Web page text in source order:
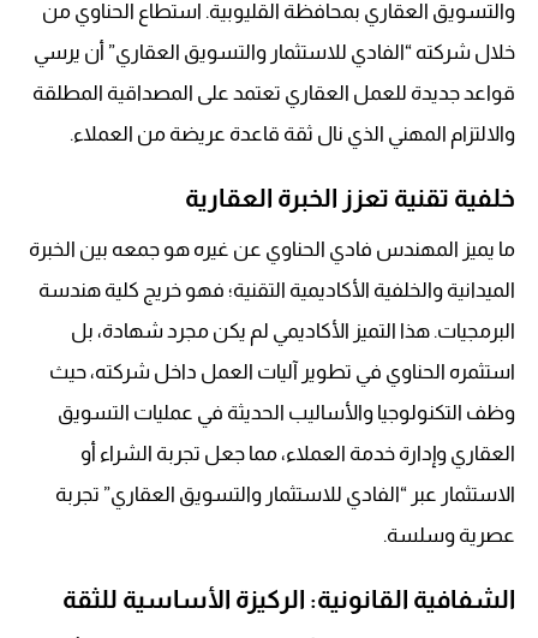
والتسويق العقاري بمحافظة القليوبية. استطاع الحناوي من
خلال شركته “الفادي للاستثمار والتسويق العقاري” أن يرسي
قواعد جديدة للعمل العقاري تعتمد على المصداقية المطلقة
والالتزام المهني الذي نال ثقة قاعدة عريضة من العملاء.
خلفية تقنية تعزز الخبرة العقارية
ما يميز المهندس فادي الحناوي عن غيره هو جمعه بين الخبرة
الميدانية والخلفية الأكاديمية التقنية؛ فهو خريج كلية هندسة
البرمجيات. هذا التميز الأكاديمي لم يكن مجرد شهادة، بل
استثمره الحناوي في تطوير آليات العمل داخل شركته، حيث
وظف التكنولوجيا والأساليب الحديثة في عمليات التسويق
العقاري وإدارة خدمة العملاء، مما جعل تجربة الشراء أو
الاستثمار عبر “الفادي للاستثمار والتسويق العقاري” تجربة
عصرية وسلسة.
الشفافية القانونية: الركيزة الأساسية للثقة